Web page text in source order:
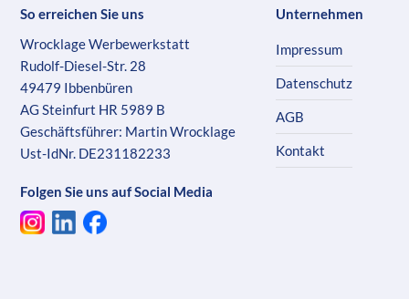
So erreichen Sie uns
Wrocklage Werbewerkstatt
Rudolf-Diesel-Str. 28
49479 Ibbenbüren
AG Steinfurt HR 5989 B
Geschäftsführer: Martin Wrocklage
Ust-IdNr. DE231182233
Folgen Sie uns auf Social Media
Unternehmen
Impressum
Datenschutz
AGB
Kontakt